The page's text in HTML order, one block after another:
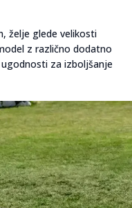
želje glede velikosti
z različno dodatno
za izboljšanje